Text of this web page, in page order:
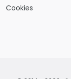
Cookies